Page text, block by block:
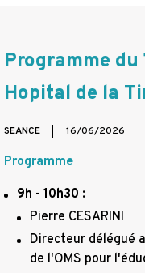
Programme
Hopital de la
SEANCE 16/06/2026
Programme
9h - 10h30 :
Pierre CESARINI
Directeur délégué
de l'OMS pour